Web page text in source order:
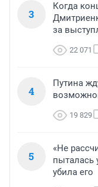
3
Когда
за
22 071
4
Путина
19 829
5
«Не
пыталась
убила его